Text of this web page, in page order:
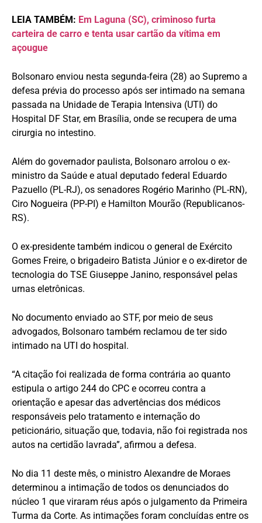
LEIA TAMBÉM: Em Laguna (SC), criminoso furta
carteira de carro e tenta usar cartão da vítima em
açougue
Bolsonaro enviou nesta segunda-feira (28) ao Supremo a
defesa prévia do processo após ser intimado na semana
passada na Unidade de Terapia Intensiva (UTI) do
Hospital DF Star, em Brasília, onde se recupera de uma
cirurgia no intestino.
Além do governador paulista, Bolsonaro arrolou o ex-
ministro da Saúde e atual deputado federal Eduardo
Pazuello (PL-RJ), os senadores Rogério Marinho (PL-RN),
Ciro Nogueira (PP-PI) e Hamilton Mourão (Republicanos-
RS).
O ex-presidente também indicou o general de Exército
Gomes Freire, o brigadeiro Batista Júnior e o ex-diretor de
tecnologia do TSE Giuseppe Janino, responsável pelas
urnas eletrônicas.
No documento enviado ao STF, por meio de seus
advogados, Bolsonaro também reclamou de ter sido
intimado na UTI do hospital.
“A citação foi realizada de forma contrária ao quanto
estipula o artigo 244 do CPC e ocorreu contra a
orientação e apesar das advertências dos médicos
responsáveis pelo tratamento e internação do
peticionário, situação que, todavia, não foi registrada nos
autos na certidão lavrada”, afirmou a defesa.
No dia 11 deste mês, o ministro Alexandre de Moraes
determinou a intimação de todos os denunciados do
núcleo 1 que viraram réus após o julgamento da Primeira
Turma da Corte. As intimações foram concluídas entre os